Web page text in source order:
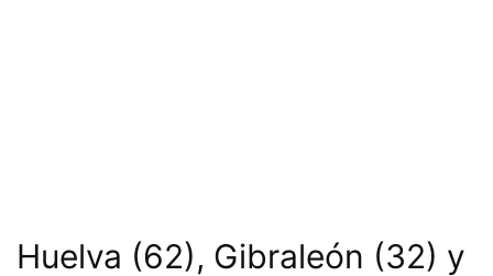
Huelva (62), Gibraleón (32) y